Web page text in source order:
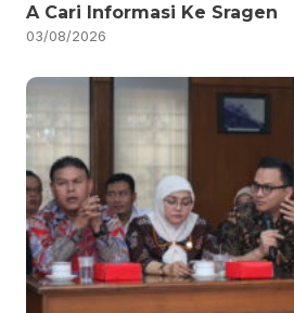
A Cari Informasi Ke Sragen
03/08/2026